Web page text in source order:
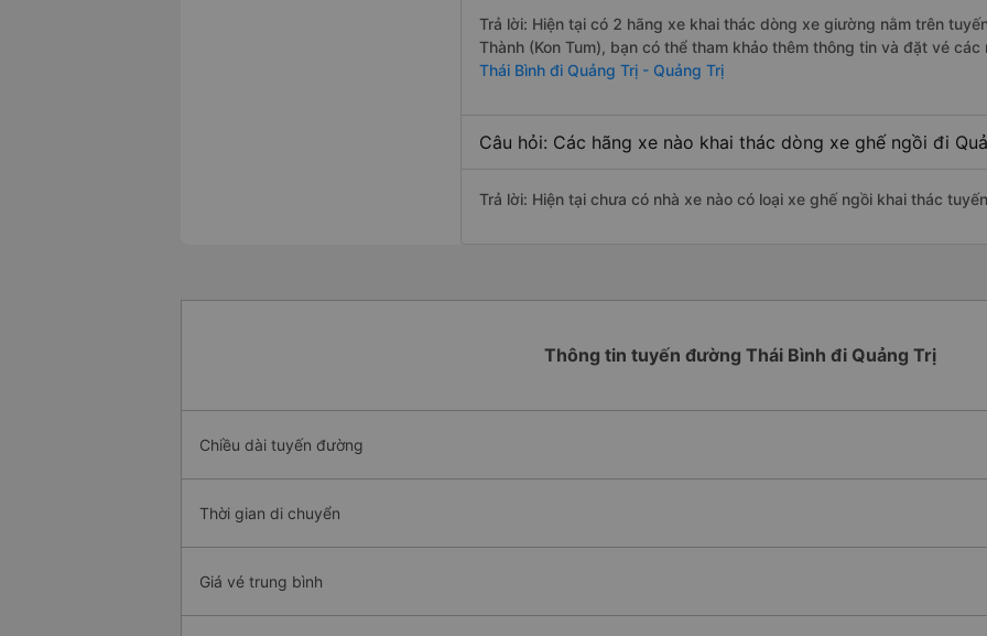
Trả lời: Hiện tại có 2 hãng xe khai thác dòng xe giường nằm trên
Thành (Kon Tum), bạn có thể tham khảo thêm thông tin và đặt vé
Thái Bình đi Quảng Trị - Quảng Trị
Câu hỏi: Các hãng xe nào khai thác dòng xe ghế ngồi đi
Trả lời: Hiện tại chưa có nhà xe nào có loại xe ghế ngồi khai thác
Thông tin tuyến đường Thái Bình đi Quảng Trị
Chiều dài tuyến đường
Thời gian di chuyển
Giá vé trung bình